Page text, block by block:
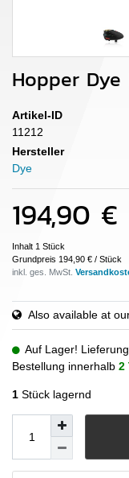
Hopper
Artikel-ID
11212
Hersteller
Dye
194,90 €
Inhalt 1 Stück
Grundpreis 194,90 € / Stück
inkl. ges. MwSt.
Also available at
Auf Lager!
Bestellung innerhalb 2
1 Stück lagernd